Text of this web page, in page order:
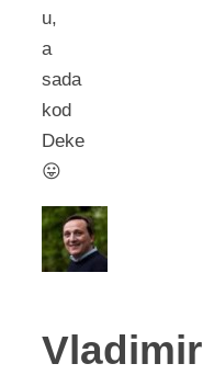
u,
a
sada
kod
Deke
😛
Vladimir